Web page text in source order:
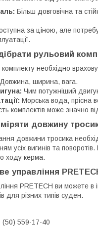
Більш довговічна та
за ціною, але
рульовий
необхідно
Довжина, ширина, вага.
Чим потужніший
Морська вода, прісна
комплектів може значно
довжину
довжини тросика
усіх вигинів та
ходу керма.
управління
PRETECH ви можете
для різних типів суден.
(50) 559-17-40